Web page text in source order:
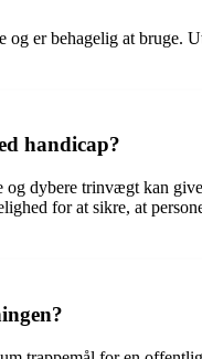
og er behagelig at bruge.
handicap?
dybere trinvægt kan
for at sikre, at